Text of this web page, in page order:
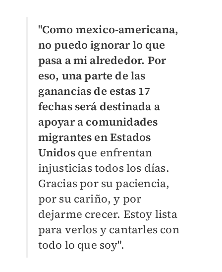
"Como mexico-americana,
no puedo ignorar lo que
pasa a mi alrededor. Por
eso, una parte de las
ganancias de estas 17
fechas será destinada a
apoyar a comunidades
migrantes en Estados
Unidos que enfrentan
injusticias todos los días.
Gracias por su paciencia,
por su cariño, y por
dejarme crecer. Estoy lista
para verlos y cantarles con
todo lo que soy".